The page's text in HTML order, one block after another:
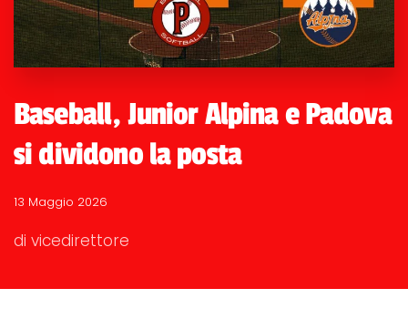
Baseball, Junior Alpina e Padova
si dividono la posta
13 Maggio 2026
di vicedirettore